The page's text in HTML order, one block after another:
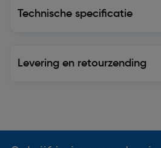
Technische specificatie
Levering en retourzending